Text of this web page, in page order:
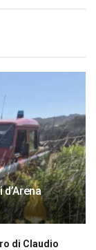
di Claudio